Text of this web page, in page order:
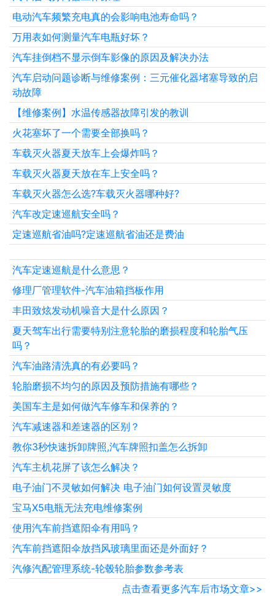
电动汽车频繁充电真的会影响电池寿命吗？
万用表如何测量汽车电瓶好坏？
汽车挂倒档不显示倒车影像的原因及解决办法
汽车启动问题诊断与维修案例：三元催化器堵塞导致的启
动故障
【维修案例】水温传感器故障引发的教训
火花塞坏了一个需要全部换吗？
车载灭火器夏天放车上会爆炸吗？
车载灭火器夏天放在车上安全吗？
车载灭火器怎么选?车载灭火器哪种好?
汽车改定速巡航安全吗？
定速巡航省油吗?定速巡航省油还是费油
汽车定速巡航是什么意思？
修理厂管理软件-汽车油箱挡板作用
丰田致炫发动机噪音大是什么原因？
夏天驾车出行需要特别注意轮胎的磨损程度和轮胎气压
吗？
汽车油路清洗真的有必要吗？
轮胎磨损不均匀的原因及预防措施有哪些？
美国车主是如何做汽车修车和保养的？
汽车减速器和差速器的区别？
教你3秒快速拆卸牌照,汽车牌照扣盖怎么拆卸
汽车主机花屏了该怎么解决？
电子油门不灵敏如何解决 电子油门如何设置灵敏度
宝马X5电瓶无法充电维修案例
使用汽车前挡遮阳伞有用吗？
汽车前挡遮阳伞放挡风玻璃里面还是外面好？
汽修汽配管理系统-轮毂轮胎参数参考表
点击查看更多汽车后市场文章>>